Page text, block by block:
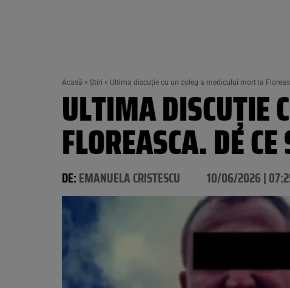
Acasă » Știri » Ultima discuție cu un coleg a medicului mort la
ULTIMA DISCUȚIE
FLOREASCA. DE
DE:EMANUELA CRISTESCU 10/06/2026 |